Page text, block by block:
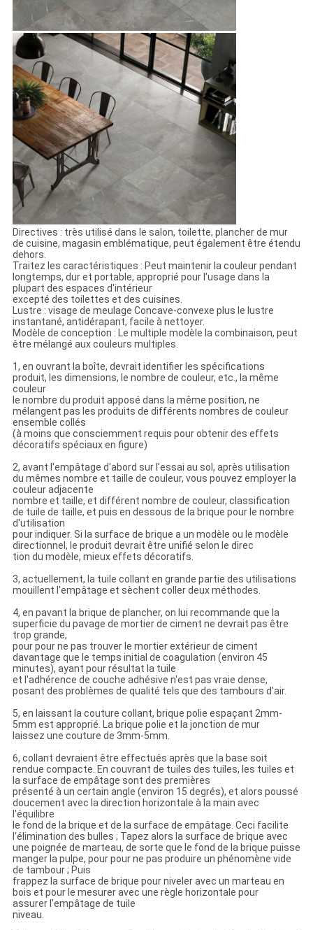
Directives : très utilisé dans le salon, toilette, plancher de mur
de cuisine, magasin emblématique, peut également être étendu
dehors.
Traitez les caractéristiques : Peut maintenir la couleur pendant
longtemps, dur et portable, approprié pour l'usage dans la
plupart des espaces d'intérieur
excepté des toilettes et des cuisines.
Lustre : visage de meulage Concave-convexe plus le lustre
instantané, antidérapant, facile à nettoyer.
Modèle de conception : Le multiple modèle la combinaison, peut
être mélangé aux couleurs multiples.
1, en ouvrant la boîte, devrait identifier les spécifications
produit, les dimensions, le nombre de couleur, etc., la même
couleur
le nombre du produit apposé dans la même position, ne
mélangent pas les produits de différents nombres de couleur
ensemble collés
(à moins que consciemment requis pour obtenir des effets
décoratifs spéciaux en figure)
2, avant l'empâtage d'abord sur l'essai au sol, après utilisation
du mêmes nombre et taille de couleur, vous pouvez employer la
couleur adjacente
nombre et taille, et différent nombre de couleur, classification
de tuile de taille, et puis en dessous de la brique pour le nombre
d'utilisation
pour indiquer. Si la surface de brique a un modèle ou le modèle
directionnel, le produit devrait être unifié selon le direc
tion du modèle, mieux effets décoratifs.
3, actuellement, la tuile collant en grande partie des utilisations
mouillent l'empâtage et sèchent coller deux méthodes.
4, en pavant la brique de plancher, on lui recommande que la
superficie du pavage de mortier de ciment ne devrait pas être
trop grande,
pour pour ne pas trouver le mortier extérieur de ciment
davantage que le temps initial de coagulation (environ 45
minutes), ayant pour résultat la tuile
et l'adhérence de couche adhésive n'est pas vraie dense,
posant des problèmes de qualité tels que des tambours d'air.
5, en laissant la couture collant, brique polie espaçant 2mm-
5mm est approprié. La brique polie et la jonction de mur
laissez une couture de 3mm-5mm.
6, collant devraient être effectués après que la base soit
rendue compacte. En couvrant de tuiles des tuiles, les tuiles et
la surface de empâtage sont des premières
présenté à un certain angle (environ 15 degrés), et alors poussé
doucement avec la direction horizontale à la main avec
l'équilibre
le fond de la brique et de la surface de empâtage. Ceci facilite
l'élimination des bulles ; Tapez alors la surface de brique avec
une poignée de marteau, de sorte que le fond de la brique puisse
manger la pulpe, pour pour ne pas produire un phénomène vide
de tambour ; Puis
frappez la surface de brique pour niveler avec un marteau en
bois et pour le mesurer avec une règle horizontale pour
assurer l'empâtage de tuile
niveau.